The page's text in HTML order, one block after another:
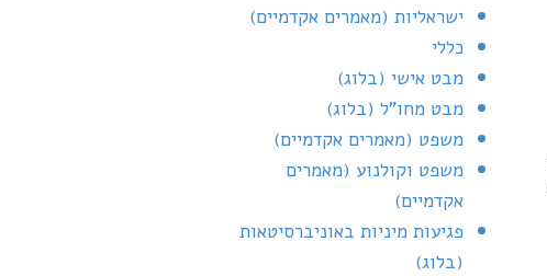
ישראליות (מאמרים אקדמיים)
כללי
מבט אישי (בלוג)
מבט מחו"ל (בלוג)
משפט (מאמרים אקדמיים)
משפט וקולנוע (מאמרים
אקדמיים)
פגיעות מיניות באוניברסיטאות
(בלוג)